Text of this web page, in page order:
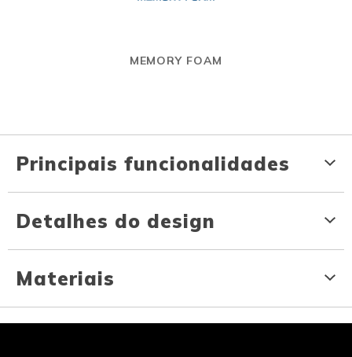
MEMORY FOAM
Principais funcionalidades
Detalhes do design
Materiais